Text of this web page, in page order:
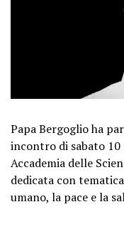
Papa Bergoglio ha
incontro di sabato
Accademia delle
dedicata con
umano, la pace e la